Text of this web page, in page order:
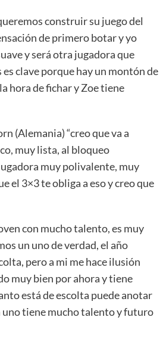
construir su juego del
de primero botar y yo
y será otra jugadora que
clave porque hay un montón de
hora de fichar y Zoe tiene
(Alemania) “creo que va a
muy lista, al bloqueo
muy polivalente, muy
el 3×3 te obliga a eso y creo que
con mucho talento, es muy
un uno de verdad, el año
pero a mi me hace ilusión
muy bien por ahora y tiene
está de escolta puede anotar
uno tiene mucho talento y futuro